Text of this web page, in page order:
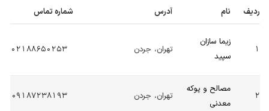
ردیف نام آدرس شماره تماس
1
زیما سازان
سپید
تهران، جردن 02188650253
2
مصالح و پوکه
معدنی
تهران، جردن 09187238193